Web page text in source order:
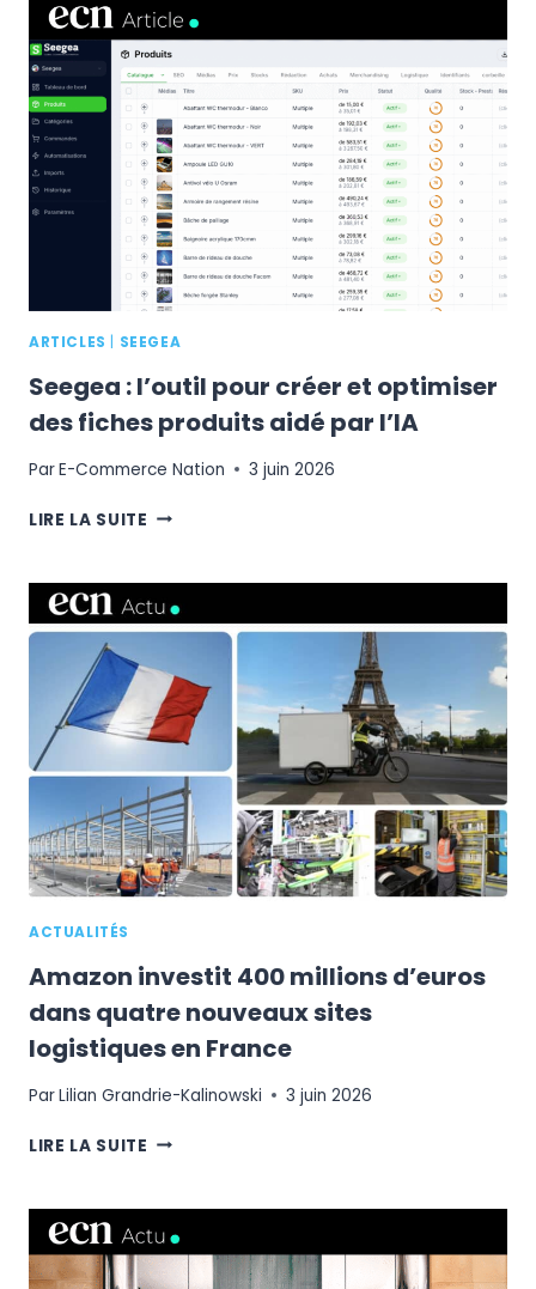
EN
FRANCE
POUR
IMPOSER
LES
LOCKERS
MONDIAL
RELAY
ARTICLES SEEGEA
Seegea : l’outil pour créer et optimiser
des fiches produits aidé par l’IA
ParE-Commerce Nation 3 juin 2026
LIRE LA SUITE SEEGEA
POUR
CRÉER
ET
OPTIMISER
DES
FICHES
PRODUITS
PAR
L’IA
ACTUALITÉS
Amazon investit 400 millions d’euros
dans quatre nouveaux sites
logistiques en France
ParLilian Grandrie-Kalinowski 3 juin 2026
LIRE LA SUITE AMAZON
MILLIONS
D’EUROS
DANS